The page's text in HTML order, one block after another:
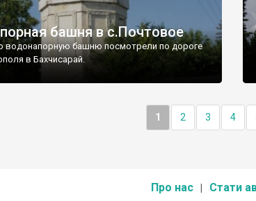
башня в с.Почтовое
водонапорную башню посмотрели по дороге
в Бахчисарай.
1 2 3 4
Про нас Стати